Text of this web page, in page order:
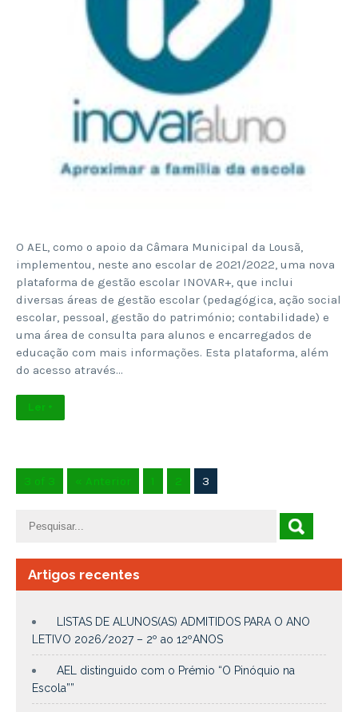
O AEL, como o apoio da Câmara Municipal da Lousã,
implementou, neste ano escolar de 2021/2022, uma nova
plataforma de gestão escolar INOVAR+, que inclui
diversas áreas de gestão escolar (pedagógica, ação social
escolar, pessoal, gestão do património; contabilidade) e
uma área de consulta para alunos e encarregados de
educação com mais informações. Esta plataforma, além
do acesso através…
Ler +
3 of 3 « Anterior 1 2 3
Artigos recentes
LISTAS DE ALUNOS(AS) ADMITIDOS PARA O ANO
LETIVO 2026/2027 – 2º ao 12ºANOS
AEL distinguido com o Prémio “O Pinóquio na
Escola””